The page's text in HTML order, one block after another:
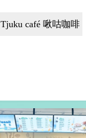
Tjuku café 啾咕咖啡